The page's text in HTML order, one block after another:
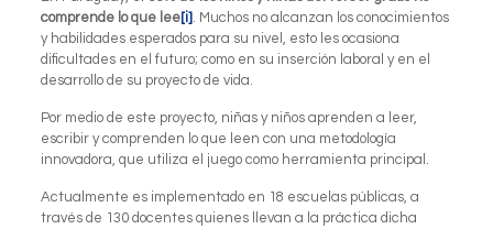
comprende lo que lee[i] . Muchos no alcanzan los conocimientos
y habilidades esperados para su nivel, esto les ocasiona
dificultades en el futuro; como en su inserción laboral y en el
desarrollo de su proyecto de vida.
Por medio de este proyecto, niñas y niños aprenden a leer,
escribir y comprenden lo que leen con una metodología
innovadora, que utiliza el juego como herramienta principal.
Actualmente es implementado en 18 escuelas públicas, a
través de 130 docentes quienes llevan a la práctica dicha